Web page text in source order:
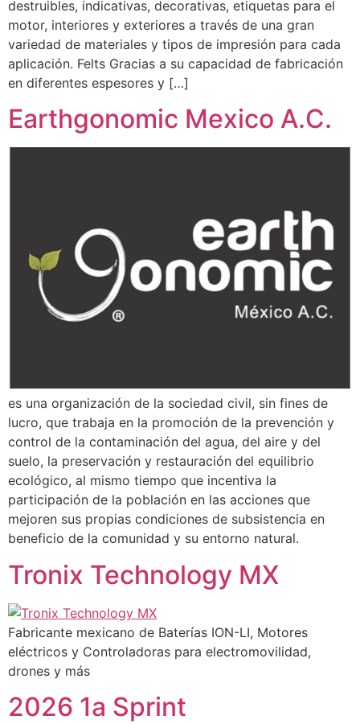
destruibles, indicativas, decorativas, etiquetas para el
motor, interiores y exteriores a través de una gran
variedad de materiales y tipos de impresión para cada
aplicación. Felts Gracias a su capacidad de fabricación
en diferentes espesores y […]
Earthgonomic Mexico A.C.
es una organización de la sociedad civil, sin fines de
lucro, que trabaja en la promoción de la prevención y
control de la contaminación del agua, del aire y del
suelo, la preservación y restauración del equilibrio
ecológico, al mismo tiempo que incentiva la
participación de la población en las acciones que
mejoren sus propias condiciones de subsistencia en
beneficio de la comunidad y su entorno natural.
Tronix Technology MX
Fabricante mexicano de Baterías ION-LI, Motores
eléctricos y Controladoras para electromovilidad,
drones y más
2026 1a Sprint